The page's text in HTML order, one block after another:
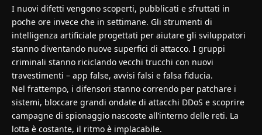
I nuovi difetti vengono scoperti, pubblicati e sfruttati in
poche ore invece che in settimane. Gli strumenti di
intelligenza artificiale progettati per aiutare gli sviluppatori
stanno diventando nuove superfici di attacco. I gruppi
criminali stanno riciclando vecchi trucchi con nuovi
travestimenti – app false, avvisi falsi e falsa fiducia.
Nel frattempo, i difensori stanno correndo per patchare i
sistemi, bloccare grandi ondate di attacchi DDoS e scoprire
campagne di spionaggio nascoste all’interno delle reti. La
lotta è costante, il ritmo è implacabile.